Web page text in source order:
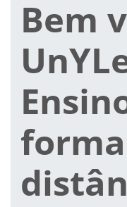
Bem